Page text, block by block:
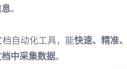
。
档自动化工具，能快速、精准
中采集数据。